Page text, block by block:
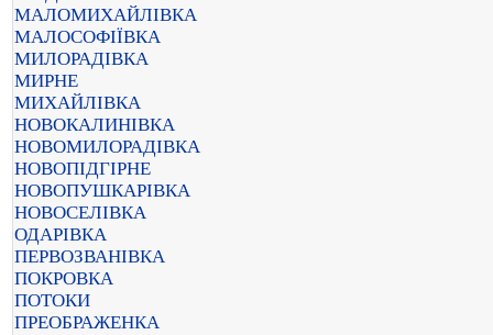
МАЛОМИХАЙЛІВКА
МАЛОСОФІЇВКА
МИЛОРАДІВКА
МИРНЕ
МИХАЙЛІВКА
НОВОКАЛИНІВКА
НОВОМИЛОРАДІВКА
НОВОПІДГІРНЕ
НОВОПУШКАРІВКА
НОВОСЕЛІВКА
ОДАРІВКА
ПЕРВОЗВАНІВКА
ПОКРОВКА
ПОТОКИ
ПРЕОБРАЖЕНКА